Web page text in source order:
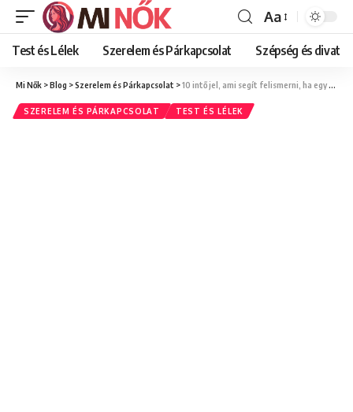
Font
Resizer
Aa
Test és Lélek Szerelem és Párkapcsolat Szépség és divat
Mi Nők >Blog >Szerelem és Párkapcsolat >10 intő jel, ami segít felismerni, ha egy mérgező, bántalmazó kapcsolatban élsz
SZERELEM ÉS PÁRKAPCSOLAT TEST ÉS LÉLEK